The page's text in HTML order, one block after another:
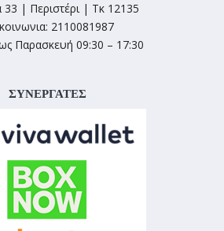
33 | Περιστέρι | Τκ 12135
2110081987
Παρασκευή 09:30 – 17:30
ΣΥΝΕΡΓΑΤΕΣ